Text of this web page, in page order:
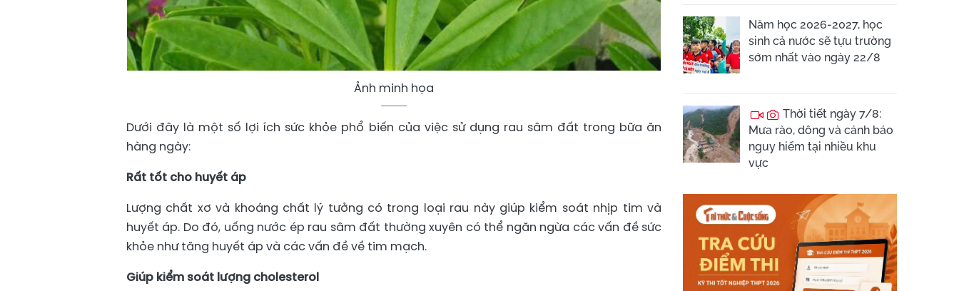
Ảnh minh họa
Dưới đây là một số lợi ích sức khỏe phổ biến của việc sử dụng rau sâm đất trong bữa ăn
hàng ngày:
Rất tốt cho huyết áp
Lượng chất xơ và khoáng chất lý tưởng có trong loại rau này giúp kiểm soát nhịp tim và
huyết áp. Do đó, uống nước ép rau sâm đất thường xuyên có thể ngăn ngừa các vấn đề sức
khỏe như tăng huyết áp và các vấn đề về tim mạch.
Giúp kiểm soát lượng cholesterol
Năm học 2026-2027, học
sinh cả nước sẽ tựu trường
sớm nhất vào ngày 22/8
Thời tiết ngày 7/8:
Mưa rào, dông và cảnh báo
nguy hiểm tại nhiều khu
vực